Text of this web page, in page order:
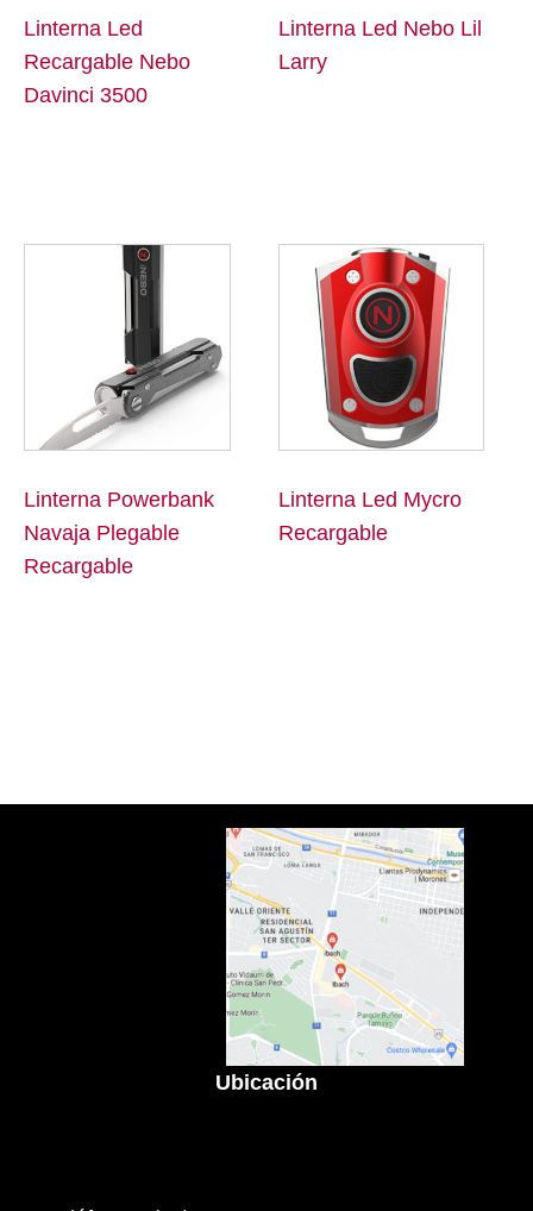
Linterna Led
Recargable Nebo
Davinci 3500
Linterna Led Nebo Lil
Larry
Linterna Powerbank
Navaja Plegable
Recargable
Linterna Led Mycro
Recargable
Ubicación